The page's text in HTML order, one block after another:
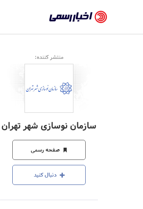
رسمی
-
اخبار
تایید
شرکت‌ها،
سازمان‌ها
و
روابط
عمومی‌ها
منتشر کننده:
سازمان نوسازی شهر تهران
صفحه رسمی
دنبال کنید